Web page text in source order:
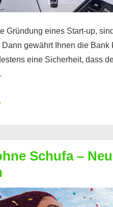
Gründung eines Start-up,
Dann gewährt Ihnen die
eine Sicherheit, dass
Schufa –